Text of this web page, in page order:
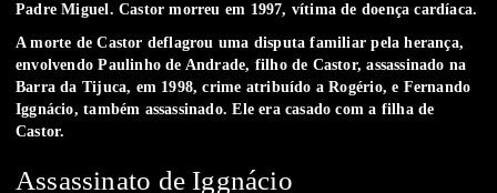
Padre Miguel. Castor morreu em 1997, vítima de doença cardíaca.
A morte de Castor deflagrou uma disputa familiar pela herança,
envolvendo Paulinho de Andrade, filho de Castor, assassinado na
Barra da Tijuca, em 1998, crime atribuído a Rogério, e Fernando
Iggnácio, também assassinado. Ele era casado com a filha de
Castor.
Assassinato de Iggnácio